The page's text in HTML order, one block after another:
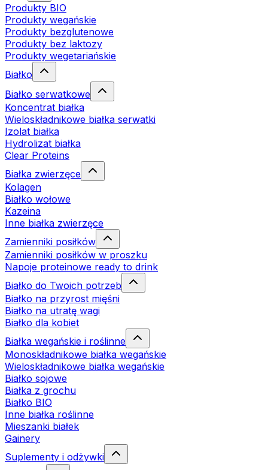
Produkty BIO
Produkty wegańskie
Produkty bezglutenowe
Produkty bez laktozy
Produkty wegetariańskie
Białko
Białko serwatkowe
Koncentrat białka
Wieloskładnikowe białka serwatki
Izolat białka
Hydrolizat białka
Clear Proteins
Białka zwierzęce
Kolagen
Białko wołowe
Kazeina
Inne białka zwierzęce
Zamienniki posiłków
Zamienniki posiłków w proszku
Napoje proteinowe ready to drink
Białko do Twoich potrzeb
Białko na przyrost mięśni
Białko na utratę wagi
Białko dla kobiet
Białka wegańskie i roślinne
Monoskładnikowe białka wegańskie
Wieloskładnikowe białka wegańskie
Białko sojowe
Białka z grochu
Białko BIO
Inne białka roślinne
Mieszanki białek
Gainery
Suplementy i odżywki